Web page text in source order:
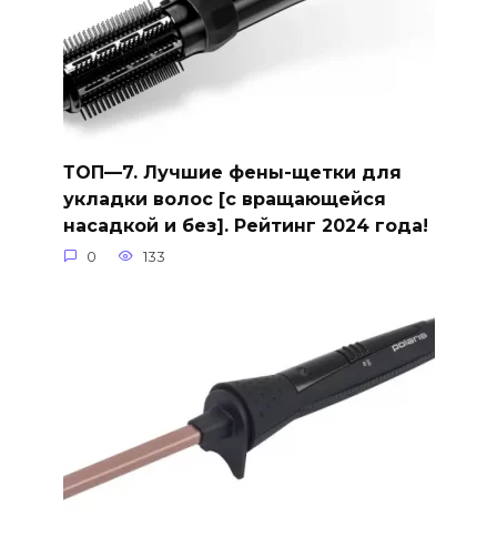
ТОП—7. Лучшие фены-щетки для
укладки волос [с вращающейся
насадкой и без]. Рейтинг 2024 года!
0 133